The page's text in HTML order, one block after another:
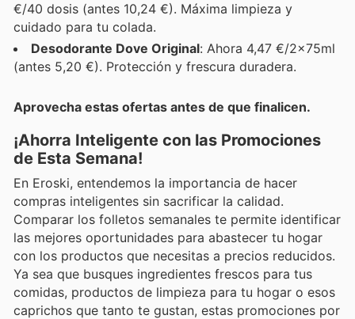
€/40 dosis (antes 10,24 €). Máxima limpieza y
cuidado para tu colada.
Desodorante Dove Original: Ahora 4,47 €/2x75ml
(antes 5,20 €). Protección y frescura duradera.
Aprovecha estas ofertas antes de que finalicen.
¡Ahorra Inteligente con las Promociones
de Esta Semana!
En Eroski, entendemos la importancia de hacer
compras inteligentes sin sacrificar la calidad.
Comparar los folletos semanales te permite identificar
las mejores oportunidades para abastecer tu hogar
con los productos que necesitas a precios reducidos.
Ya sea que busques ingredientes frescos para tus
comidas, productos de limpieza para tu hogar o esos
caprichos que tanto te gustan, estas promociones por